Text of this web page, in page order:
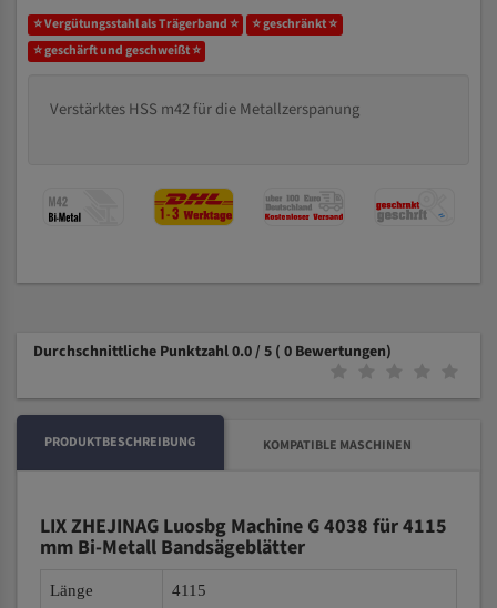
⭐ Vergütungsstahl als Trägerband ⭐
⭐ geschränkt ⭐
⭐ geschärft und geschweißt ⭐
Verstärktes HSS m42 für die Metallzerspanung
Durchschnittliche Punktzahl 0.0 / 5 ( 0 Bewertungen)
PRODUKTBESCHREIBUNG KOMPATIBLE MASCHINEN
LIX ZHEJINAG Luosbg Machine G 4038 für 4115
mm Bi-Metall Bandsägeblätter
Länge 4115